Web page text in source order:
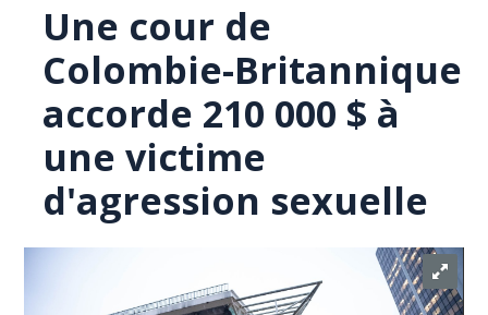
Une cour de
Colombie-Britannique
accorde 210 000 $ à
une victime
d'agression sexuelle